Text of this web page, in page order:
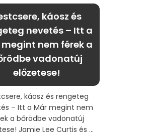
káosz és
nevetés – Itt a
megint nem férek a
vadonatúj
előzetese!
káosz és rengeteg
– Itt a Már megint nem
a bőrödbe vadonatúj
Jamie Lee Curtis és ...